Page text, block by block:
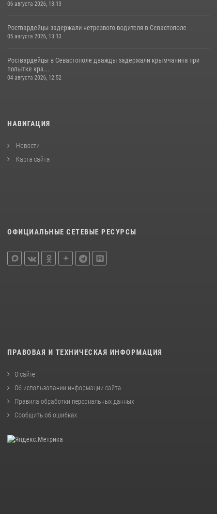
06 августа 2026, 13:13
Росгвардейцы задержали нетрезвого водителя в Севастополе
05 августа 2026, 13:13
Росгвардейцы в Севастополе дважды задержали крымчанина при
попытке кра...
04 августа 2026, 12:52
НАВИГАЦИЯ
Новости
Карта сайта
ОФИЦИАЛЬНЫЕ СЕТЕВЫЕ РЕСУРСЫ
ПРАВОВАЯ И ТЕХНИЧЕСКАЯ ИНФОРМАЦИЯ
О сайте
Об использовании информации сайта
Правила обработки персональных данных
Сообщить об ошибках